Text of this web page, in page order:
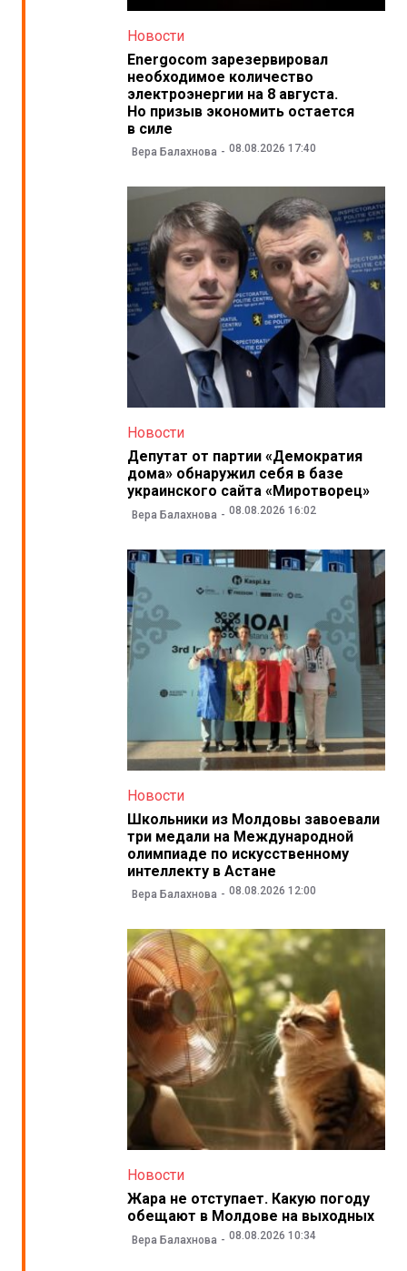
Новости
Energocom зарезервировал
необходимое количество
электроэнергии на 8 августа.
Но призыв экономить остается
в силе
Вера Балахнова 08.08.2026 17:40
Новости
Депутат от партии «Демократия
дома» обнаружил себя в базе
украинского сайта «Миротворец»
Вера Балахнова 08.08.2026 16:02
Новости
Школьники из Молдовы завоевали
три медали на Международной
олимпиаде по искусственному
интеллекту в Астане
Вера Балахнова 08.08.2026 12:00
Новости
Жара не отступает. Какую погоду
обещают в Молдове на выходных
Вера Балахнова 08.08.2026 10:34